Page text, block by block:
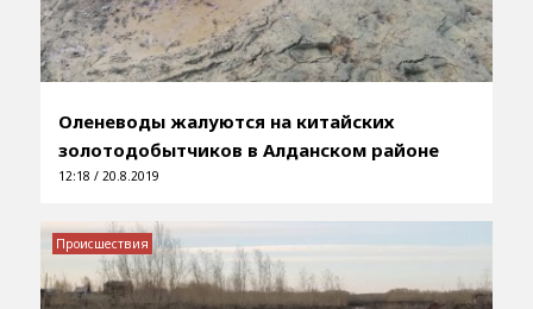
Оленеводы жалуются на китайских
золотодобытчиков в Алданском районе
12:18 / 20.8.2019
Происшествия